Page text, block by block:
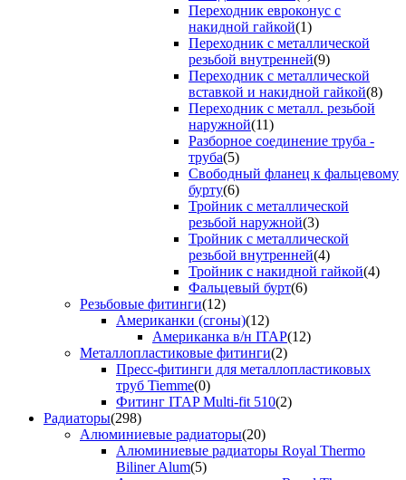
Переходник евроконус с
накидной гайкой(1)
Переходник с металлической
резьбой внутренней(9)
Переходник с металлической
вставкой и накидной гайкой(8)
Переходник с металл. резьбой
наружной(11)
Разборное соединение труба -
труба(5)
Свободный фланец к фальцевому
бурту(6)
Тройник с металлической
резьбой наружной(3)
Тройник с металлической
резьбой внутренней(4)
Тройник с накидной гайкой(4)
Фальцевый бурт(6)
Резьбовые фитинги(12)
Американки (сгоны)(12)
Американка в/н ITAP(12)
Металлопластиковые фитинги(2)
Пресс-фитинги для металлопластиковых
труб Tiemme(0)
Фитинг ITAP Multi-fit 510(2)
Радиаторы(298)
Алюминиевые радиаторы(20)
Алюминиевые радиаторы Royal Thermo
Biliner Alum(5)